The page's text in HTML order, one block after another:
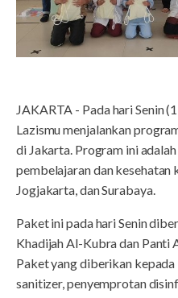
JAKARTA - Pada hari Senin
Lazismu menjalankan
di Jakarta. Program ini
pembelajaran dan kesehatan
Jogjakarta, dan Surabaya.
Paket ini pada hari Senin
Khadijah Al-Kubra dan Panti
Paket yang diberikan
sanitizer, penyemprotan